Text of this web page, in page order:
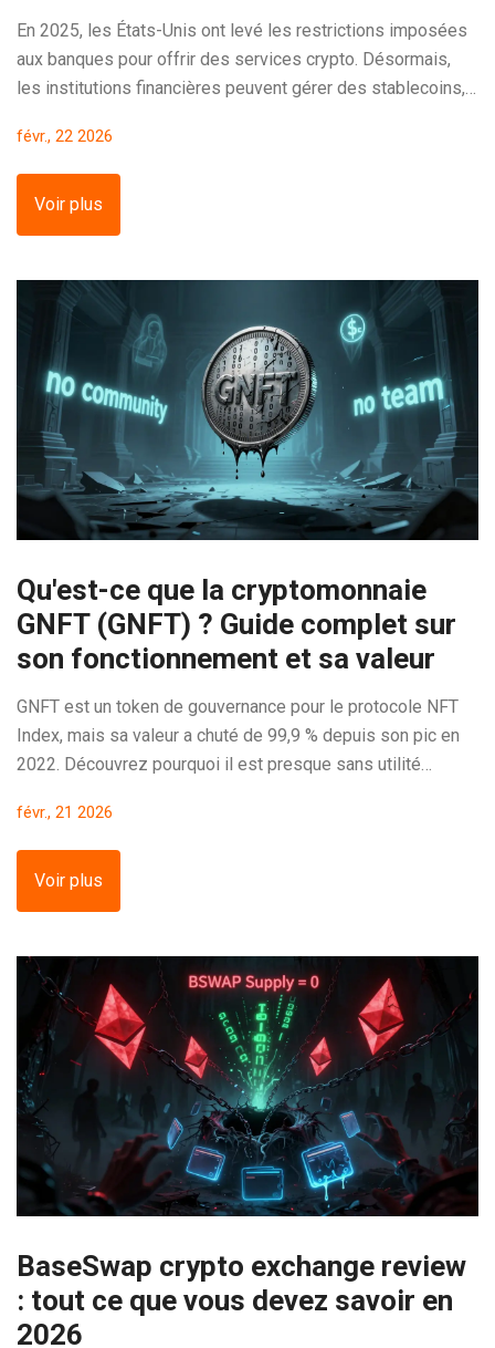
En 2025, les États-Unis ont levé les restrictions imposées
aux banques pour offrir des services crypto. Désormais,
les institutions financières peuvent gérer des stablecoins,
blockchain sans autorisation préalable - une révolution pour
le secteur bancaire.
févr., 22 2026
Voir plus
Qu'est-ce que la cryptomonnaie
GNFT (GNFT) ? Guide complet sur
son fonctionnement et sa valeur
GNFT est un token de gouvernance pour le protocole NFT
Index, mais sa valeur a chuté de 99,9 % depuis son pic en
2022. Découvrez pourquoi il est presque sans utilité
févr., 21 2026
Voir plus
BaseSwap crypto exchange review
: tout ce que vous devez savoir en
2026